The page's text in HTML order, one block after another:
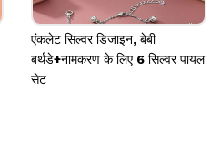
एंकलेट सिल्वर डिजाइन, बेबी
बर्थडे+नामकरण के लिए 6 सिल्वर पायल
सेट